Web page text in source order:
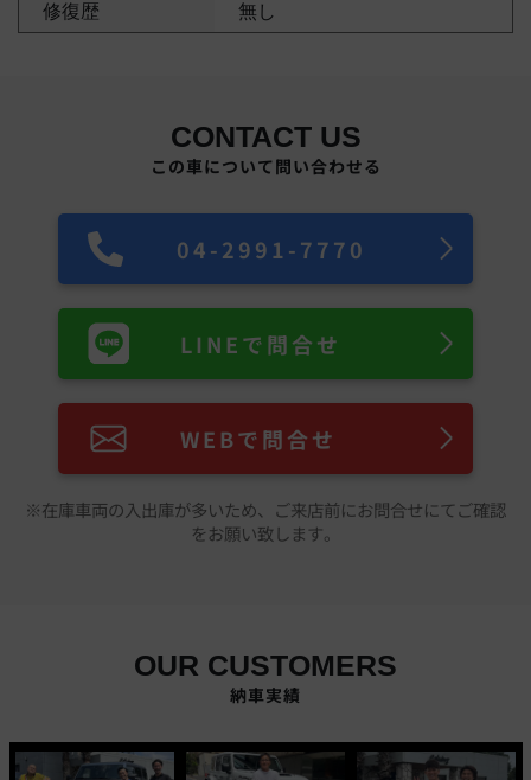
修復歴
無し
CONTACT US
この車について問い合わせる
04-2991-7770
LINEで問合せ
WEBで問合せ
※在庫車両の入出庫が多いため、ご来店前にお問合せにてご確認
をお願い致します。
OUR CUSTOMERS
納車実績